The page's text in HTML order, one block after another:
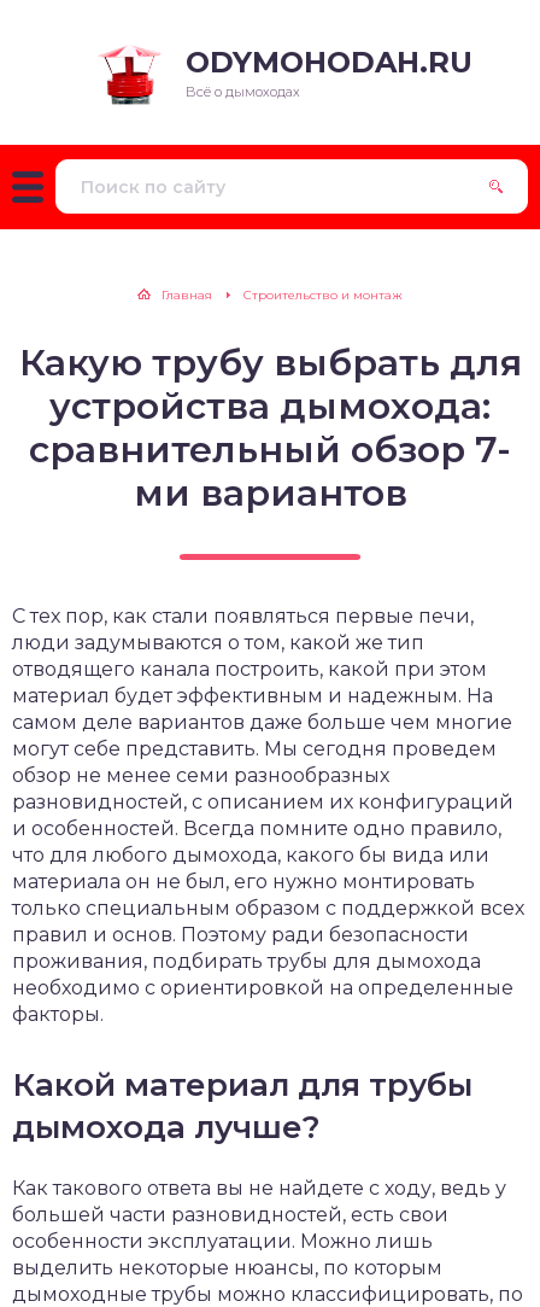
ODYMOHODAH.RU
Всё о дымоходах
Главная Строительство и монтаж
Какую трубу выбрать для
устройства дымохода:
сравнительный обзор 7-
ми вариантов
С тех пор, как стали появляться первые печи,
люди задумываются о том, какой же тип
отводящего канала построить, какой при этом
материал будет эффективным и надежным. На
самом деле вариантов даже больше чем многие
могут себе представить. Мы сегодня проведем
обзор не менее семи разнообразных
разновидностей, с описанием их конфигураций
и особенностей. Всегда помните одно правило,
что для любого дымохода, какого бы вида или
материала он не был, его нужно монтировать
только специальным образом с поддержкой всех
правил и основ. Поэтому ради безопасности
проживания, подбирать трубы для дымохода
необходимо с ориентировкой на определенные
факторы.
Какой материал для трубы
дымохода лучше?
Как такового ответа вы не найдете с ходу, ведь у
большей части разновидностей, есть свои
особенности эксплуатации. Можно лишь
выделить некоторые нюансы, по которым
дымоходные трубы можно классифицировать, по